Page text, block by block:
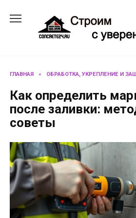
содержанию
ГЛАВНАЯ » ОБРАБОТКА, УКРЕПЛЕНИЕ И
Как определить
после заливки:
советы